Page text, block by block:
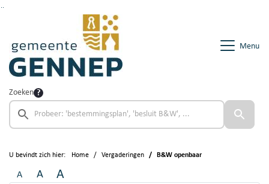
Menu
Zoeken
U bevindt zich hier: Home Vergaderingen B&W openbaar
A A A